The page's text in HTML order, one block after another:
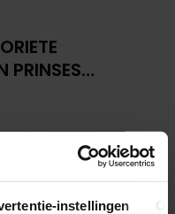
instellingen
PRINSES